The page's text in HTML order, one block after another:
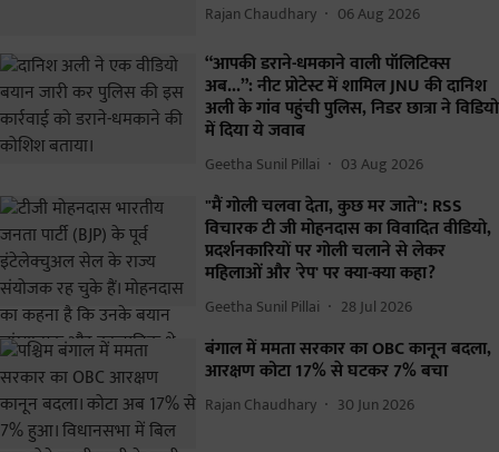
Rajan Chaudhary 06 Aug 2026
“आपकी डराने-धमकाने वाली पॉलिटिक्स
अब...”: नीट प्रोटेस्ट में शामिल JNU की दानिश
अली के गांव पहुंची पुलिस, निडर छात्रा ने विडियो
में दिया ये जवाब
Geetha Sunil Pillai 03 Aug 2026
"मैं गोली चलवा देता, कुछ मर जाते": RSS
विचारक टी जी मोहनदास का विवादित वीडियो,
प्रदर्शनकारियों पर गोली चलाने से लेकर
महिलाओं और 'रेप' पर क्या-क्या कहा?
Geetha Sunil Pillai 28 Jul 2026
बंगाल में ममता सरकार का OBC कानून बदला,
आरक्षण कोटा 17% से घटकर 7% बचा
Rajan Chaudhary 30 Jun 2026